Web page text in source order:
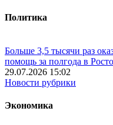
Политика
Больше 3,5 тысячи раз
помощь за полгода в
29.07.2026 15:02
Новости рубрики
Экономика